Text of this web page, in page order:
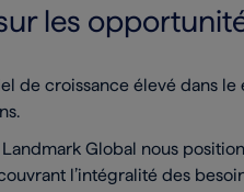
les
de croissance élevé dans
Landmark Global nous
l’intégralité des